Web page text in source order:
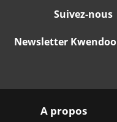
Suivez-nous
Newsletter Kwendoo
A propos